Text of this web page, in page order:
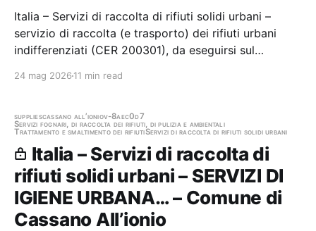
Italia – Servizi di raccolta di rifiuti solidi urbani –
servizio di raccolta (e trasporto) dei rifiuti urbani
indifferenziati (CER 200301), da eseguirsi sul
appaltante: Net S.p.a. Scadenza 27/04/2026 Gara
24 mag 2026 11 min read
suppliescassano all’ioniov-8aec0d7
Servizi fognari, di raccolta dei rifiuti, di pulizia e ambientali
Trattamento e smaltimento dei rifiutiServizi di raccolta di rifiuti solidi urbani
Italia – Servizi di raccolta di
rifiuti solidi urbani – SERVIZI DI
IGIENE URBANA… – Comune di
Cassano All’ionio